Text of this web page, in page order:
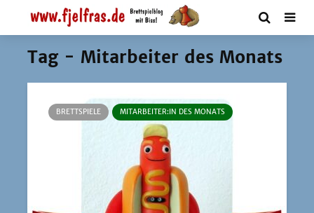
Tag - Mitarbeiter des Monats
BRETTSPIELE MITARBEITER:IN DES MONATS